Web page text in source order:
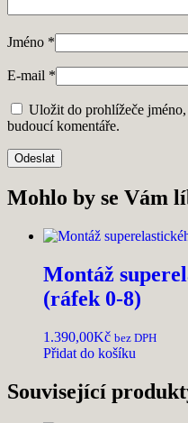
Jméno *
E-mail *
Uložit do prohlížeče
budoucí komentáře.
Mohlo by se Vám
Montáž
(ráfek 0-8)
1.390,00Kč bez DPH
Přidat do košíku
Související